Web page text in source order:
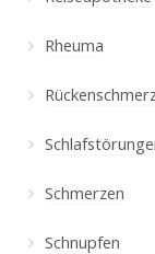
Rheuma
Schmerzen
Schnupfen